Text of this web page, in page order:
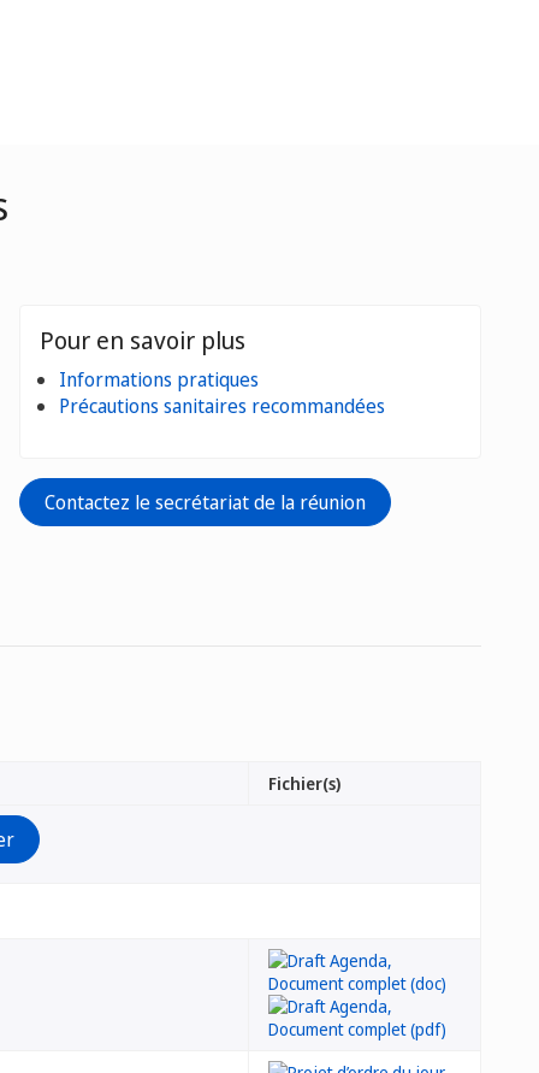
Pour en savoir plus
Informations pratiques
Précautions sanitaires recommandées
Contactez le secrétariat de la réunion
Fichier(s)